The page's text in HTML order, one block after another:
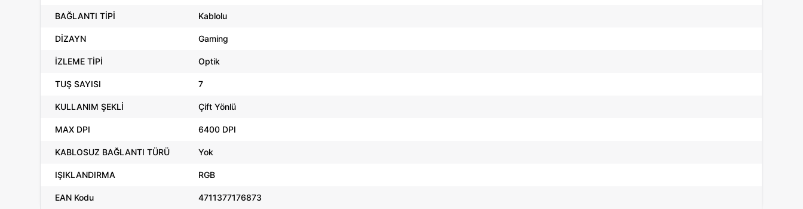
BAĞLANTI TİPİ Kablolu
DİZAYN Gaming
İZLEME TİPİ Optik
TUŞ SAYISI 7
KULLANIM ŞEKLİ Çift Yönlü
MAX DPI 6400 DPI
KABLOSUZ BAĞLANTI TÜRÜ Yok
IŞIKLANDIRMA RGB
EAN Kodu 4711377176873